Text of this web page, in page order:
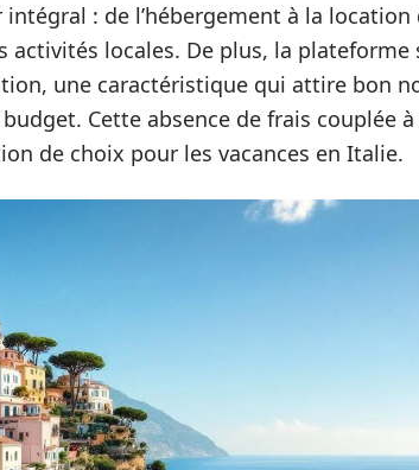
: de l’hébergement à la location
activités locales. De plus, la plateforme
une caractéristique qui attire bon
Cette absence de frais couplée
de choix pour les vacances en Italie.